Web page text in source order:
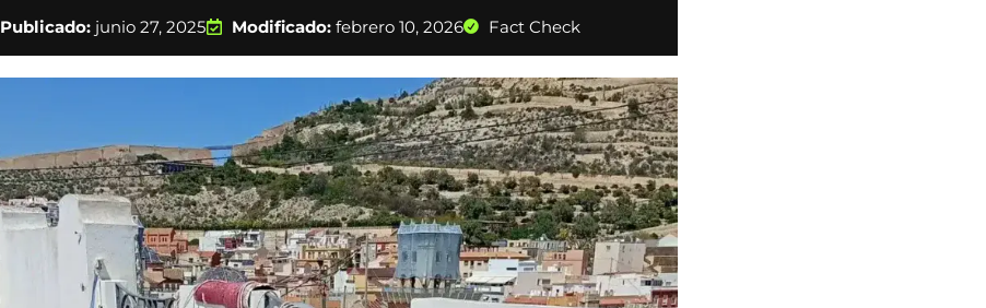
Publicado: junio 27, 2025 Modificado:febrero 10, 2026 Fact Check